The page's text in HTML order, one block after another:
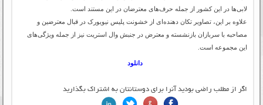
لابی‌ها در این کشور از جمله حرف‌های معترضان در این مستند است.
علاوه بر این، تصاویر تکان دهنده‌ای از خشونت پلیس نیویورک در قبال معترضین و
مصاحبه با سربازان بازنشسته و معترض در جنبش وال استریت نیز از جمله ویژگی‌های
این مجموعه است.
دانلود
اگر از مطلب راضی بودید آنرا برای دوستانتان به اشتراک بگذارید